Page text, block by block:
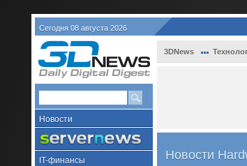
Сегодня 08 августа 2026
Новости
IT-финансы
3DNews
Новости